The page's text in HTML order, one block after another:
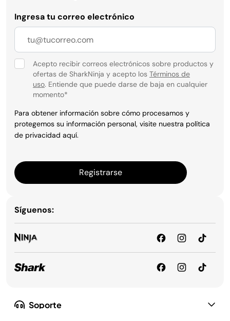
Soporte
Ingresa tu correo electrónico
Acepto recibir correos electrónicos sobre productos y
ofertas de SharkNinja y acepto los Términos de
uso. Entiende que puede darse de baja en cualquier
momento*
Para obtener información sobre cómo procesamos y
protegemos su información personal, visite nuestra política
de privacidad aquí.
Registrarse
Síguenos: